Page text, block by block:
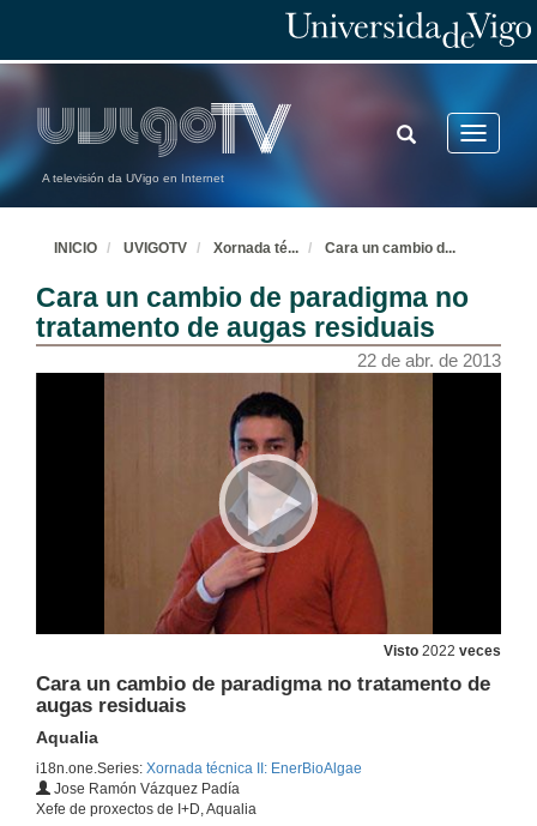
A televisión da UVigo en Internet
Toggle
TOGGLE
SEARCH
INICIO UVIGOTV Xornada té... Cara un cambio d...
Cara un cambio de paradigma no
tratamento de augas residuais
22 de abr. de 2013
Visto 2022 veces
Cara un cambio de paradigma no tratamento de
augas residuais
Aqualia
i18n.one.Series: Xornada técnica II: EnerBioAlgae
Jose Ramón Vázquez Padía
Xefe de proxectos de I+D, Aqualia